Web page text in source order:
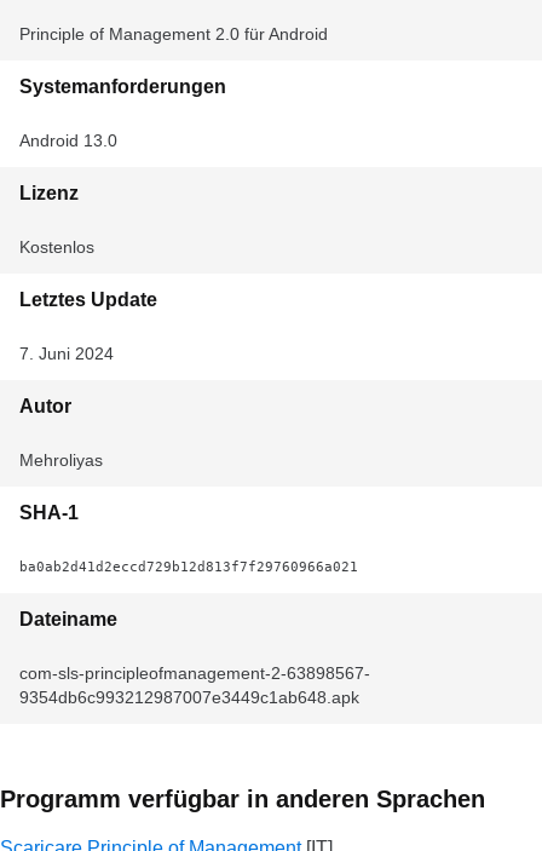
Principle of Management 2.0 für Android
Systemanforderungen
Android 13.0
Lizenz
Kostenlos
Letztes Update
7. Juni 2024
Autor
Mehroliyas
SHA-1
ba0ab2d41d2eccd729b12d813f7f29760966a021
Dateiname
com-sls-principleofmanagement-2-63898567-
9354db6c993212987007e3449c1ab648.apk
Programm verfügbar in anderen Sprachen